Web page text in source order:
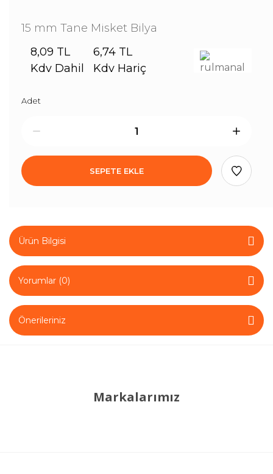
15 mm Tane Misket Bilya
8,09 TL
Kdv Dahil
6,74 TL
Kdv Hariç
Adet
SEPETE EKLE
Ürün Bilgisi
Yorumlar (0)
Önerileriniz
Markalarımız